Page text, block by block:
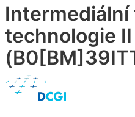
Intermediální
technologie II